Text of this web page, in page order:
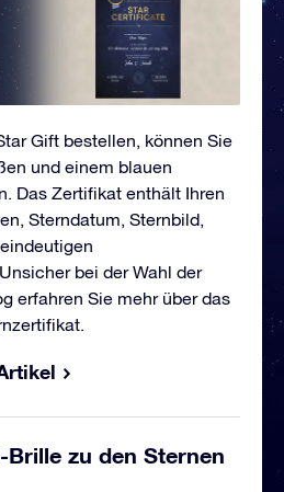
Gift bestellen, können Sie
und einem blauen
Das Zertifikat enthält Ihren
Sterndatum, Sternbild,
bei der Wahl der
erfahren Sie mehr über das
Brille zu den Sternen